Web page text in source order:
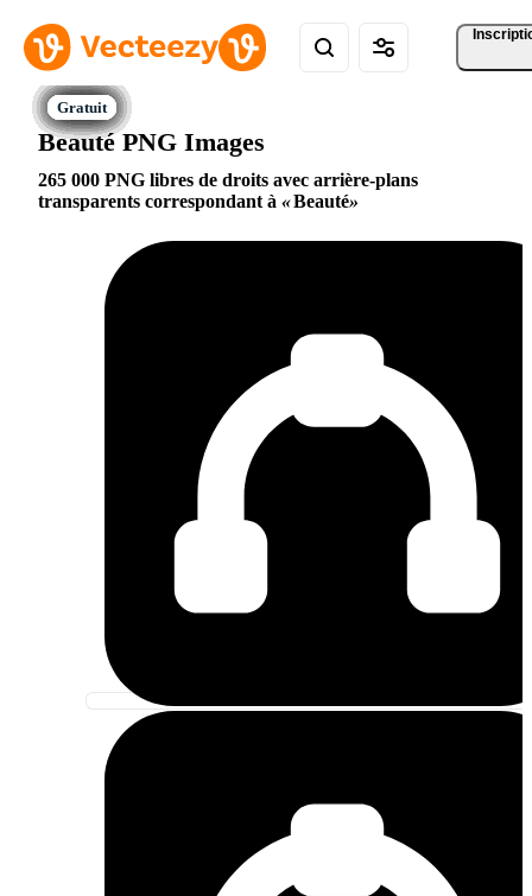
Beauté PNG Images
265 000 PNG libres de droits avec arrière-plans
transparents correspondant à
Beauté